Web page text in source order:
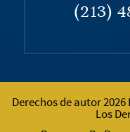
(213)
Derechos de autor
Los